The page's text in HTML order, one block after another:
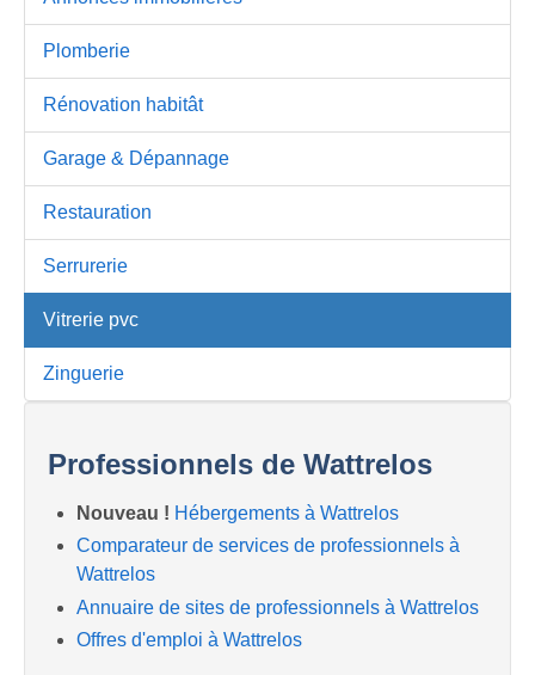
Plomberie
Rénovation habitât
Garage & Dépannage
Restauration
Serrurerie
Vitrerie pvc
Zinguerie
Professionnels de Wattrelos
Nouveau ! Hébergements à Wattrelos
Comparateur de services de professionnels à
Wattrelos
Annuaire de sites de professionnels à Wattrelos
Offres d'emploi à Wattrelos